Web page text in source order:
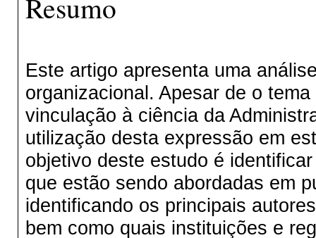
Este artigo apresenta uma
organizacional. Apesar de o
vinculação à ciência da
utilização desta expressão em
objetivo deste estudo é
que estão sendo abordadas em
identificando os principais
bem como quais instituições e